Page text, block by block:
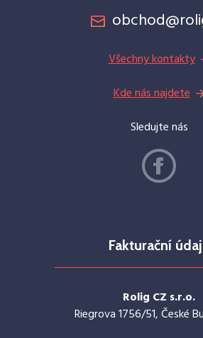
Všechny kontakty
Kde nás najdete
Sledujte nás
Fakturační
Rolig CZ s.r.o.
Riegrova 1756/51, České